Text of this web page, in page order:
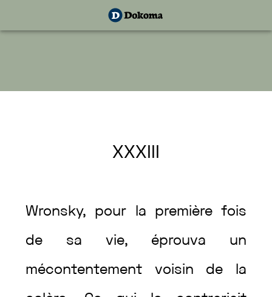
XXXIII
Wronsky, pour la première fois
de sa vie, éprouva un
mécontentement voisin de la